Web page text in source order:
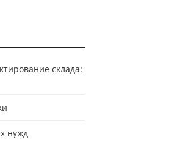
склада:
нужд